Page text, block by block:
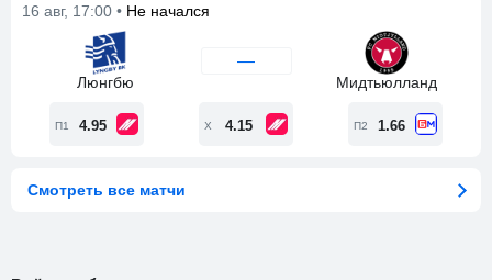
16 авг, 17:00 • Не начался
Люнгбю
—
Мидтьюлланд
П1 4.95 Х 4.15 П2 1.66
Смотреть все матчи